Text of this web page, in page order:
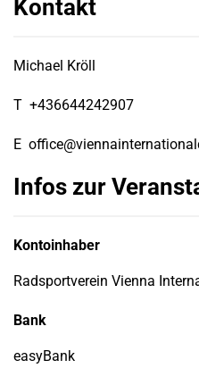
Kontakt
Michael Kröll
T +436644242907
E
Infos zur
Kontoinhaber
Radsportverein Vienna
Bank
easyBank